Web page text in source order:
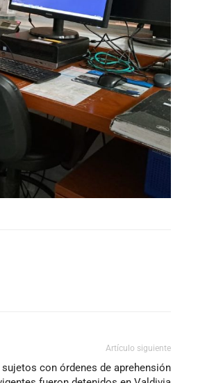
Artículo siguiente
sujetos con órdenes de aprehensión